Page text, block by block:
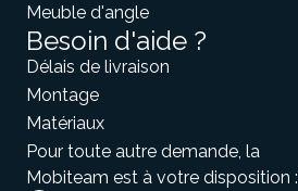
Meuble d'angle
Besoin d'aide ?
Délais de livraison
Montage
Matériaux
Pour toute autre demande, la
Mobiteam est à votre disposition :